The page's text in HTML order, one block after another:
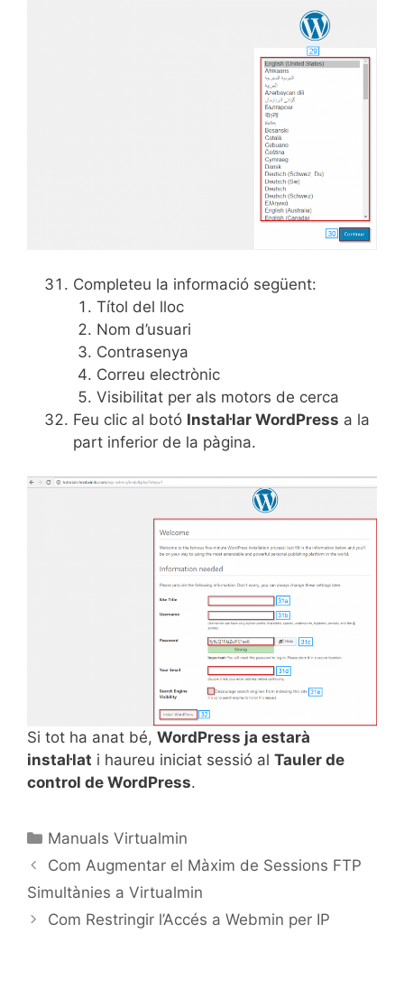
Completeu la informació següent:
Títol del lloc
Nom d’usuari
Contrasenya
Correu electrònic
Visibilitat per als motors de cerca
Feu clic al botó Instal·lar WordPress a la
part inferior de la pàgina.
Si tot ha anat bé, WordPress ja estarà
instal·lat i haureu iniciat sessió al Tauler de
control de WordPress.
Manuals Virtualmin
Com Augmentar el Màxim de Sessions FTP
Simultànies a Virtualmin
Com Restringir l’Accés a Webmin per IP